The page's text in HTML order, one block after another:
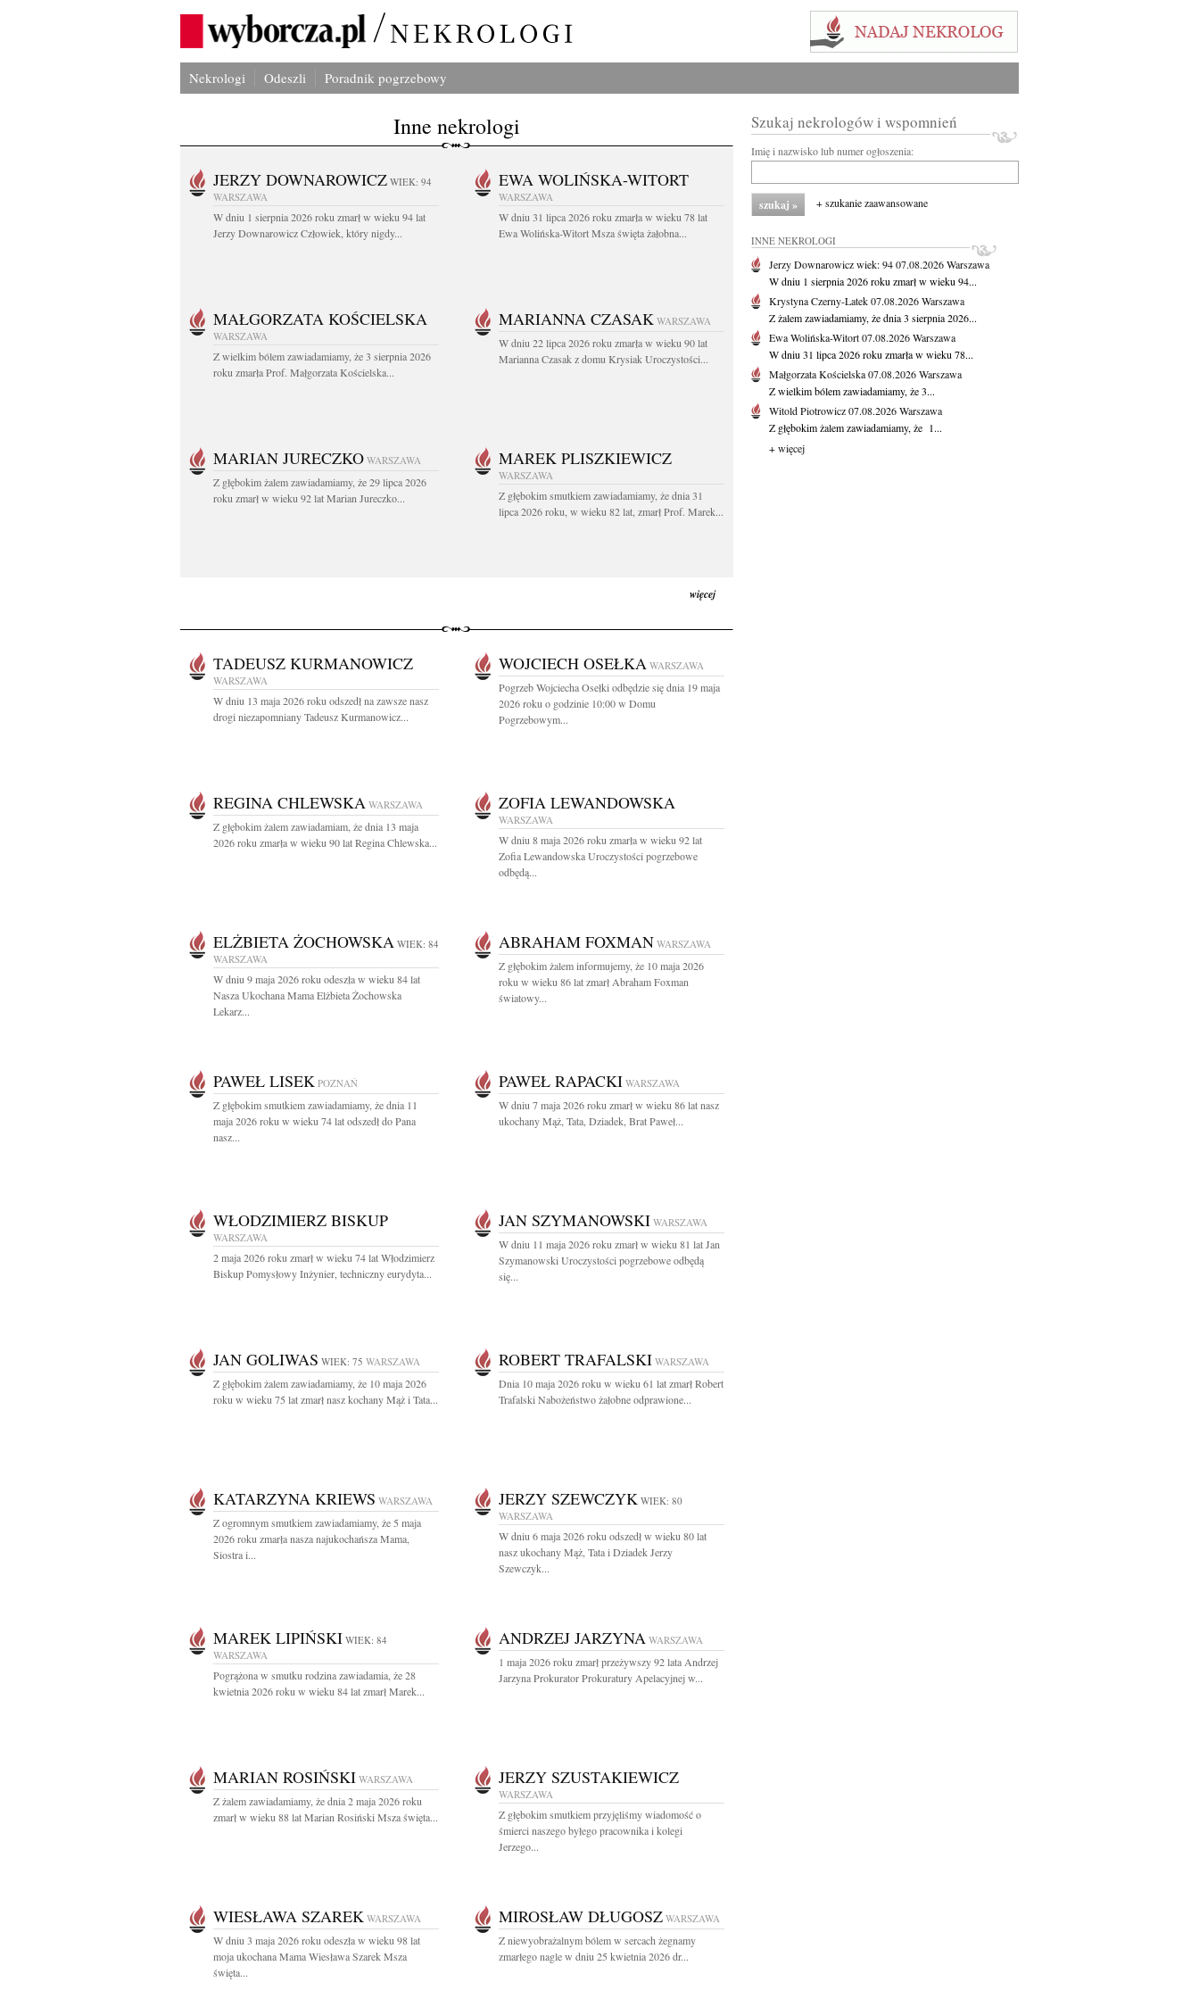
Nekrologi Odeszli Poradnik pogrzebowy
Inne nekrologi
JERZY DOWNAROWICZ WIEK: 94
WARSZAWA
W dniu 1 sierpnia 2026 roku zmarł w wieku 94 lat
Jerzy Downarowicz Człowiek, który nigdy...
EWA WOLIŃSKA-WITORT
WARSZAWA
W dniu 31 lipca 2026 roku zmarła w wieku 78 lat
Ewa Wolińska-Witort Msza święta żałobna...
MAŁGORZATA KOŚCIELSKA
WARSZAWA
Z wielkim bólem zawiadamiamy, że 3 sierpnia 2026
roku zmarła Prof. Małgorzata Kościelska...
MARIANNA CZASAK WARSZAWA
W dniu 22 lipca 2026 roku zmarła w wieku 90 lat
Marianna Czasak z domu Krysiak Uroczystości...
MARIAN JURECZKO WARSZAWA
Z głębokim żalem zawiadamiamy, że 29 lipca 2026
roku zmarł w wieku 92 lat Marian Jureczko...
MAREK PLISZKIEWICZ
WARSZAWA
Z głębokim smutkiem zawiadamiamy, że dnia 31
lipca 2026 roku, w wieku 82 lat, zmarł Prof. Marek...
więcej
TADEUSZ KURMANOWICZ
WARSZAWA
W dniu 13 maja 2026 roku odszedł na zawsze nasz
drogi niezapomniany Tadeusz Kurmanowicz...
WOJCIECH OSEŁKA WARSZAWA
Pogrzeb Wojciecha Osełki odbędzie się dnia 19 maja
2026 roku o godzinie 10:00 w Domu
Pogrzebowym...
REGINA CHLEWSKA WARSZAWA
Z głębokim żalem zawiadamiam, że dnia 13 maja
2026 roku zmarła w wieku 90 lat Regina Chlewska...
ZOFIA LEWANDOWSKA
WARSZAWA
W dniu 8 maja 2026 roku zmarła w wieku 92 lat
Zofia Lewandowska Uroczystości pogrzebowe
odbędą...
ELŻBIETA ŻOCHOWSKA WIEK: 84
WARSZAWA
W dniu 9 maja 2026 roku odeszła w wieku 84 lat
Nasza Ukochana Mama Elżbieta Żochowska
Lekarz...
ABRAHAM FOXMAN WARSZAWA
Z głębokim żalem informujemy, że 10 maja 2026
roku w wieku 86 lat zmarł Abraham Foxman
światowy...
PAWEŁ LISEK POZNAŃ
Z głębokim smutkiem zawiadamiamy, że dnia 11
maja 2026 roku w wieku 74 lat odszedł do Pana
nasz...
PAWEŁ RAPACKI WARSZAWA
W dniu 7 maja 2026 roku zmarł w wieku 86 lat nasz
ukochany Mąż, Tata, Dziadek, Brat Paweł...
WŁODZIMIERZ BISKUP
WARSZAWA
2 maja 2026 roku zmarł w wieku 74 lat Włodzimierz
Biskup Pomysłowy Inżynier, techniczny eurydyta...
JAN SZYMANOWSKI WARSZAWA
W dniu 11 maja 2026 roku zmarł w wieku 81 lat Jan
Szymanowski Uroczystości pogrzebowe odbędą
się...
JAN GOLIWAS WIEK: 75 WARSZAWA
Z głębokim żalem zawiadamiamy, że 10 maja 2026
roku w wieku 75 lat zmarł nasz kochany Mąż i Tata...
ROBERT TRAFALSKI WARSZAWA
Dnia 10 maja 2026 roku w wieku 61 lat zmarł Robert
Trafalski Nabożeństwo żałobne odprawione...
KATARZYNA KRIEWS WARSZAWA
Z ogromnym smutkiem zawiadamiamy, że 5 maja
2026 roku zmarła nasza najukochańsza Mama,
Siostra i...
JERZY SZEWCZYK WIEK: 80
WARSZAWA
W dniu 6 maja 2026 roku odszedł w wieku 80 lat
nasz ukochany Mąż, Tata i Dziadek Jerzy
Szewczyk...
MAREK LIPIŃSKI WIEK: 84
WARSZAWA
Pogrążona w smutku rodzina zawiadamia, że 28
kwietnia 2026 roku w wieku 84 lat zmarł Marek...
ANDRZEJ JARZYNA WARSZAWA
1 maja 2026 roku zmarł przeżywszy 92 lata Andrzej
Jarzyna Prokurator Prokuratury Apelacyjnej w...
MARIAN ROSIŃSKI WARSZAWA
Z żalem zawiadamiamy, że dnia 2 maja 2026 roku
zmarł w wieku 88 lat Marian Rosiński Msza święta...
JERZY SZUSTAKIEWICZ
WARSZAWA
Z głębokim smutkiem przyjęliśmy wiadomość o
śmierci naszego byłego pracownika i kolegi
Jerzego...
WIESŁAWA SZAREK WARSZAWA
W dniu 3 maja 2026 roku odeszła w wieku 98 lat
moja ukochana Mama Wiesława Szarek Msza
święta...
MIROSŁAW DŁUGOSZ WARSZAWA
Z niewyobrażalnym bólem w sercach żegnamy
zmarłego nagle w dniu 25 kwietnia 2026 dr...
Szukaj nekrologów i wspomnień
Imię i nazwisko lub numer ogłoszenia:
+ szukanie zaawansowane
INNE NEKROLOGI
Jerzy Downarowiczwiek: 9407.08.2026Warszawa
W dniu 1 sierpnia 2026 roku zmarł w wieku 94...
Krystyna Czerny-Latek07.08.2026Warszawa
Z żalem zawiadamiamy, że dnia 3 sierpnia 2026...
Ewa Wolińska-Witort07.08.2026Warszawa
W dniu 31 lipca 2026 roku zmarła w wieku 78...
Małgorzata Kościelska07.08.2026Warszawa
Z wielkim bólem zawiadamiamy, że 3...
Witold Piotrowicz07.08.2026Warszawa
Z głębokim żalem zawiadamiamy, że 1...
+ więcej